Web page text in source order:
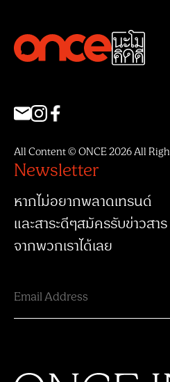
All Content © ONCE 2026 All
Newsletter
หากไม่อยากพลาดเทรนด์
และสาระดีๆสมัครรับข่าวสาร
จากพวกเราได้เลย